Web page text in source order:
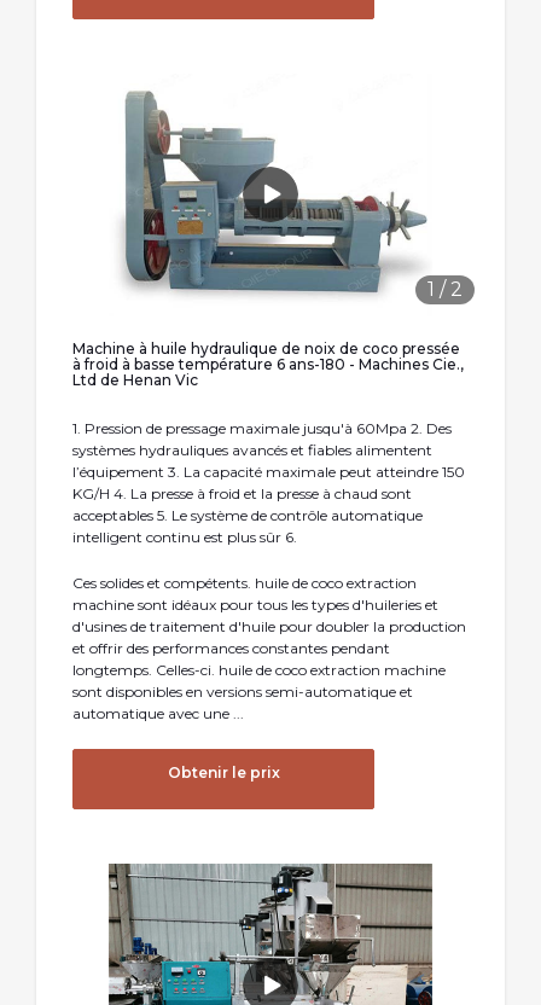
1 / 2
Machine à huile hydraulique de noix de coco pressée
à froid à basse température 6 ans-180 - Machines Cie.,
Ltd de Henan Vic
1. Pression de pressage maximale jusqu'à 60Mpa 2. Des
systèmes hydrauliques avancés et fiables alimentent
l’équipement 3. La capacité maximale peut atteindre 150
KG/H 4. La presse à froid et la presse à chaud sont
acceptables 5. Le système de contrôle automatique
intelligent continu est plus sûr 6.
Ces solides et compétents. huile de coco extraction
machine sont idéaux pour tous les types d'huileries et
d'usines de traitement d'huile pour doubler la production
et offrir des performances constantes pendant
longtemps. Celles-ci. huile de coco extraction machine
sont disponibles en versions semi-automatique et
automatique avec une ...
Obtenir le prix